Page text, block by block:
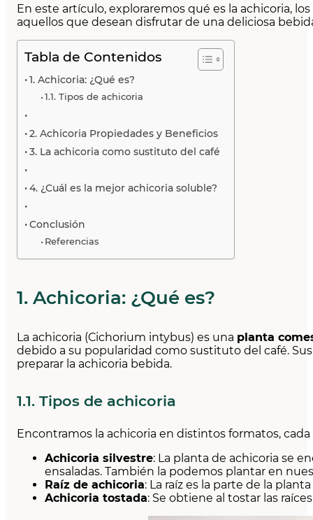
En este artículo, exploraremos qué es la achicoria,
aquellos que desean disfrutar de una deliciosa
Tabla de Contenidos
1. Achicoria: ¿Qué es?
1.1. Tipos de achicoria
2. Achicoria Propiedades y Beneficios
3. La achicoria como sustituto del café
4. ¿Cuál es la mejor achicoria soluble?
Conclusión
Referencias
1. Achicoria: ¿Qué es?
La achicoria (Cichorium intybus) es una planta
debido a su popularidad como sustituto del café.
preparar la achicoria bebida.
1.1. Tipos de achicoria
Encontramos la achicoria en distintos formatos,
Achicoria silvestre: La planta de achicoria se
ensaladas. También la podemos plantar en
Raíz de achicoria: La raíz es la parte de la
Achicoria tostada: Se obtiene al tostar las